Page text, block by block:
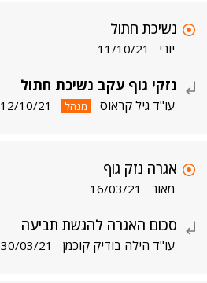
נשיכת חתול
יורי 11/10/21
נזקי גוף עקב נשיכת חתול
עו"ד גיל קראוס מנהל 12/10/21
אגרה נזק גוף
מאור 16/03/21
סכום האגרה להגשת תביעה
עו"ד הילה בודיק קוכמן 30/03/21